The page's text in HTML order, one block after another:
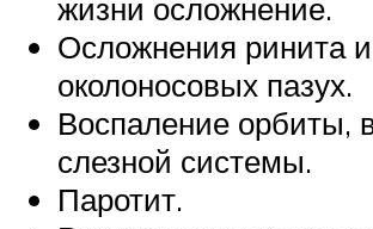
жизни осложнение.
Осложнения ринита и
околоносовых пазух.
Воспаление орбиты,
слезной системы.
Паротит.